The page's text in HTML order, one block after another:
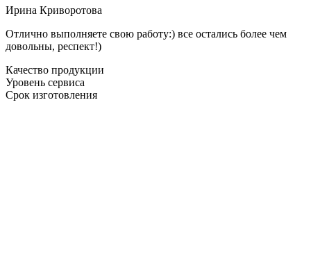
Ирина Криворотова
Отлично выполняете свою работу:) все остались более чем
довольны, респект!)
Качество продукции
Уровень сервиса
Срок изготовления